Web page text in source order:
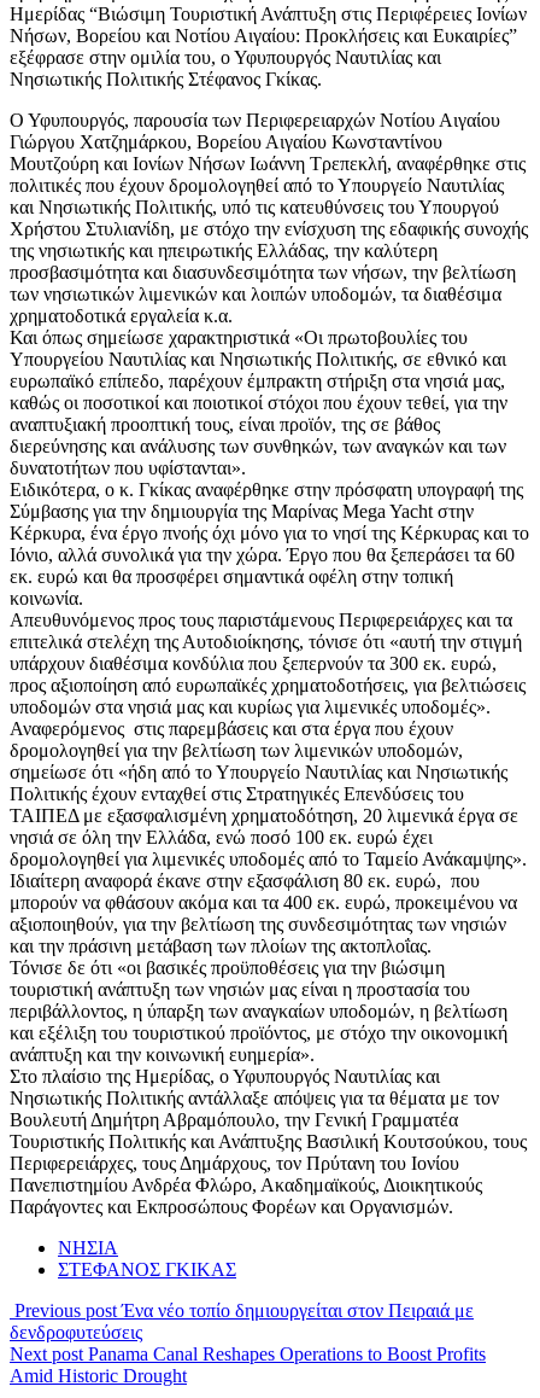
Ημερίδας “Βιώσιμη Τουριστική Ανάπτυξη στις Περιφέρειες Ιονίων
Νήσων, Βορείου και Νοτίου Αιγαίου: Προκλήσεις και Ευκαιρίες”
εξέφρασε στην ομιλία του, ο Υφυπουργός Ναυτιλίας και
Νησιωτικής Πολιτικής Στέφανος Γκίκας.
Ο Υφυπουργός, παρουσία των Περιφερειαρχών Νοτίου Αιγαίου
Γιώργου Χατζημάρκου, Βορείου Αιγαίου Κωνσταντίνου
Μουτζούρη και Ιονίων Νήσων Ιωάννη Τρεπεκλή, αναφέρθηκε στις
πολιτικές που έχουν δρομολογηθεί από το Υπουργείο Ναυτιλίας
και Νησιωτικής Πολιτικής, υπό τις κατευθύνσεις του Υπουργού
Χρήστου Στυλιανίδη, με στόχο την ενίσχυση της εδαφικής συνοχής
της νησιωτικής και ηπειρωτικής Ελλάδας, την καλύτερη
προσβασιμότητα και διασυνδεσιμότητα των νήσων, την βελτίωση
των νησιωτικών λιμενικών και λοιπών υποδομών, τα διαθέσιμα
χρηματοδοτικά εργαλεία κ.α.
Και όπως σημείωσε χαρακτηριστικά «Οι πρωτοβουλίες του
Υπουργείου Ναυτιλίας και Νησιωτικής Πολιτικής, σε εθνικό και
ευρωπαϊκό επίπεδο, παρέχουν έμπρακτη στήριξη στα νησιά μας,
καθώς οι ποσοτικοί και ποιοτικοί στόχοι που έχουν τεθεί, για την
αναπτυξιακή προοπτική τους, είναι προϊόν, της σε βάθος
διερεύνησης και ανάλυσης των συνθηκών, των αναγκών και των
δυνατοτήτων που υφίστανται».
Ειδικότερα, ο κ. Γκίκας αναφέρθηκε στην πρόσφατη υπογραφή της
Σύμβασης για την δημιουργία της Μαρίνας Mega Yacht στην
Κέρκυρα, ένα έργο πνοής όχι μόνο για το νησί της Κέρκυρας και το
Ιόνιο, αλλά συνολικά για την χώρα. Έργο που θα ξεπεράσει τα 60
εκ. ευρώ και θα προσφέρει σημαντικά οφέλη στην τοπική
κοινωνία.
Απευθυνόμενος προς τους παριστάμενους Περιφερειάρχες και τα
επιτελικά στελέχη της Αυτοδιοίκησης, τόνισε ότι «αυτή την στιγμή
υπάρχουν διαθέσιμα κονδύλια που ξεπερνούν τα 300 εκ. ευρώ,
προς αξιοποίηση από ευρωπαϊκές χρηματοδοτήσεις, για βελτιώσεις
υποδομών στα νησιά μας και κυρίως για λιμενικές υποδομές».
Αναφερόμενος στις παρεμβάσεις και στα έργα που έχουν
δρομολογηθεί για την βελτίωση των λιμενικών υποδομών,
σημείωσε ότι «ήδη από το Υπουργείο Ναυτιλίας και Νησιωτικής
Πολιτικής έχουν ενταχθεί στις Στρατηγικές Επενδύσεις του
ΤΑΙΠΕΔ με εξασφαλισμένη χρηματοδότηση, 20 λιμενικά έργα σε
νησιά σε όλη την Ελλάδα, ενώ ποσό 100 εκ. ευρώ έχει
δρομολογηθεί για λιμενικές υποδομές από το Ταμείο Ανάκαμψης».
Ιδιαίτερη αναφορά έκανε στην εξασφάλιση 80 εκ. ευρώ, που
μπορούν να φθάσουν ακόμα και τα 400 εκ. ευρώ, προκειμένου να
αξιοποιηθούν, για την βελτίωση της συνδεσιμότητας των νησιών
και την πράσινη μετάβαση των πλοίων της ακτοπλοΐας.
Τόνισε δε ότι «οι βασικές προϋποθέσεις για την βιώσιμη
τουριστική ανάπτυξη των νησιών μας είναι η προστασία του
περιβάλλοντος, η ύπαρξη των αναγκαίων υποδομών, η βελτίωση
και εξέλιξη του τουριστικού προϊόντος, με στόχο την οικονομική
ανάπτυξη και την κοινωνική ευημερία».
Στο πλαίσιο της Ημερίδας, ο Υφυπουργός Ναυτιλίας και
Νησιωτικής Πολιτικής αντάλλαξε απόψεις για τα θέματα με τον
Βουλευτή Δημήτρη Αβραμόπουλο, την Γενική Γραμματέα
Τουριστικής Πολιτικής και Ανάπτυξης Βασιλική Κουτσούκου, τους
Περιφερειάρχες, τους Δημάρχους, τον Πρύτανη του Ιονίου
Πανεπιστημίου Ανδρέα Φλώρο, Ακαδημαϊκούς, Διοικητικούς
Παράγοντες και Εκπροσώπους Φορέων και Οργανισμών.
ΝΗΣΙΑ
ΣΤΕΦΑΝΟΣ ΓΚΙΚΑΣ
Previous post Ένα νέο τοπίο δημιουργείται στον Πειραιά με
δενδροφυτεύσεις
Next post Panama Canal Reshapes Operations to Boost Profits
Amid Historic Drought